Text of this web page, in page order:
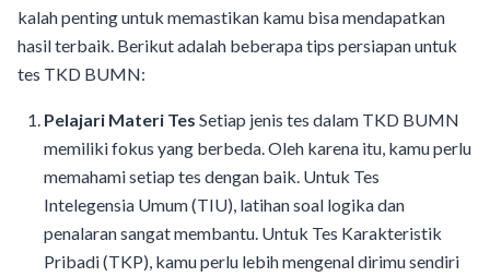
kalah penting untuk memastikan kamu bisa mendapatkan
hasil terbaik. Berikut adalah beberapa tips persiapan untuk
tes TKD BUMN:
Pelajari Materi Tes Setiap jenis tes dalam TKD BUMN
memiliki fokus yang berbeda. Oleh karena itu, kamu perlu
memahami setiap tes dengan baik. Untuk Tes
Intelegensia Umum (TIU), latihan soal logika dan
penalaran sangat membantu. Untuk Tes Karakteristik
Pribadi (TKP), kamu perlu lebih mengenal dirimu sendiri